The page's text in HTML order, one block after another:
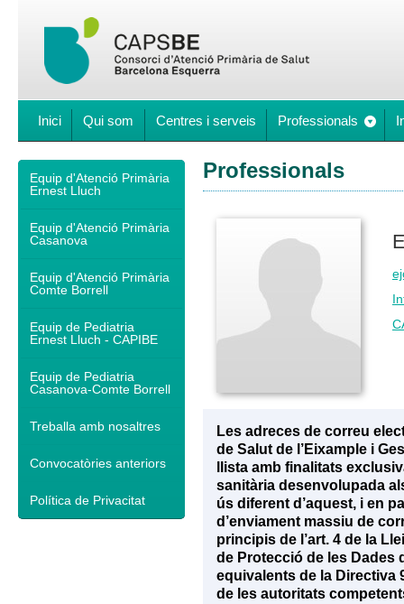
Inici Qui som Centres i serveis Professionals
Equip d'Atenció Primària
Ernest Lluch
Equip d'Atenció Primària
Casanova
Equip d'Atenció Primària
Comte Borrell
Equip de Pediatria
Ernest Lluch - CAPIBE
Equip de Pediatria
Casanova-Comte Borrell
Treballa amb nosaltres
Convocatòries anteriors
Política de Privacitat
Professionals
Les adreces de correu
de Salut de l’Eixample i
llista amb finalitats
sanitària desenvolupada
ús diferent d’aquest, i en
d’enviament massiu de
principis de l’art. 4 de la
de Protecció de les Dades
equivalents de la Directiva
de les autoritats